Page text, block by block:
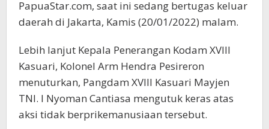
PapuaStar.com, saat ini sedang bertugas keluar
daerah di Jakarta, Kamis (20/01/2022) malam.
Lebih lanjut Kepala Penerangan Kodam XVIII
Kasuari, Kolonel Arm Hendra Pesireron
menuturkan, Pangdam XVIII Kasuari Mayjen
TNI. I Nyoman Cantiasa mengutuk keras atas
aksi tidak berprikemanusiaan tersebut.